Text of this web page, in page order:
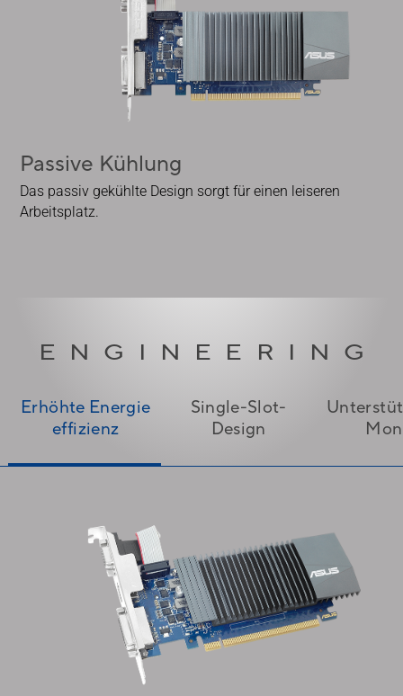
Passive Kühlung
Das passiv gekühlte Design sorgt für einen leiseren
Arbeitsplatz.
ENGINEERING
Erhöhte Energie
effizienz​
Single-Slot-
Design